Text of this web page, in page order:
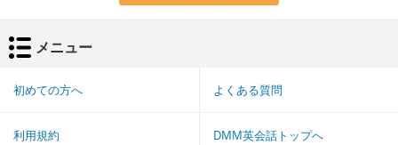
メニュー
初めての方へ よくある質問
利用規約 DMM英会話トップへ